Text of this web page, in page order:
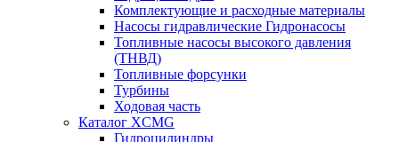
Комплектующие и расходные материалы
Насосы гидравлические Гидронасосы
Топливные насосы высокого давления
(ТНВД)
Топливные форсунки
Турбины
Ходовая часть
Каталог XCMG
Гидроцилиндры